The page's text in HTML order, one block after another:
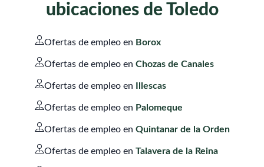
ubicaciones de Toledo
Ofertas de empleo en Borox
Ofertas de empleo en Chozas de Canales
Ofertas de empleo en Illescas
Ofertas de empleo en Palomeque
Ofertas de empleo en Quintanar de la Orden
Ofertas de empleo en Talavera de la Reina